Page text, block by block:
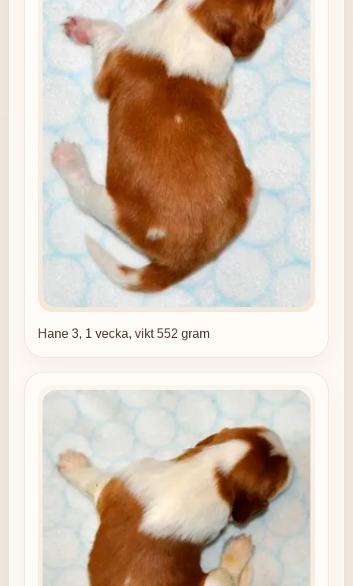
Hane 3, 1 vecka, vikt 552 gram